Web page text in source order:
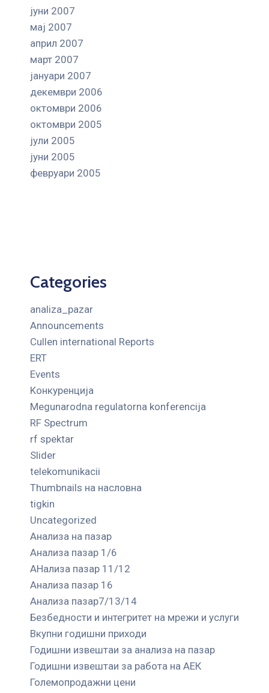
јуни 2007
мај 2007
април 2007
март 2007
јануари 2007
декември 2006
октомври 2006
октомври 2005
јули 2005
јуни 2005
февруари 2005
Categories
analiza_pazar
Announcements
Cullen international Reports
ERT
Events
Kонкуренција
Megunarodna regulatorna konferencija
RF Spectrum
rf spektar
Slider
telekomunikacii
Thumbnails на насловна
tigkin
Uncategorized
Анализа на пазар
Анализа пазар 1/6
АНализа пазар 11/12
Анализа пазар 16
Анализа пазар7/13/14
Безбедности и интегритет на мрежи и услуги
Вкупни годишни приходи
Годишни извештаи за анализа на пазар
Годишни извештаи за работа на АЕК
Големопродажни цени